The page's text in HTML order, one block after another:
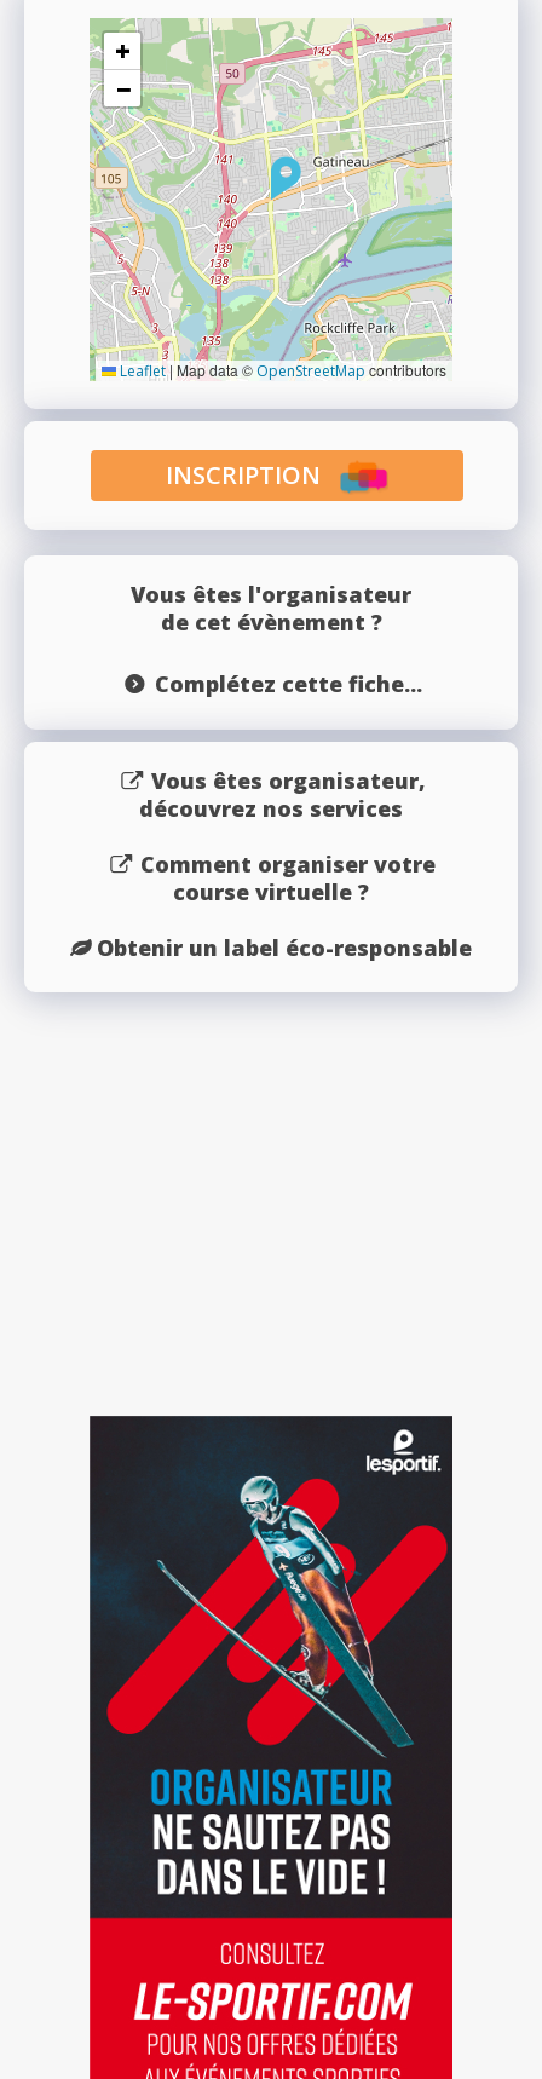
+
−
Leaflet| Map data © OpenStreetMap contributors
INSCRIPTION
Vous êtes l'organisateur
de cet évènement ?
Complétez cette fiche...
Vous êtes organisateur,
découvrez nos services
Comment organiser votre
course virtuelle ?
Obtenir un label éco-responsable